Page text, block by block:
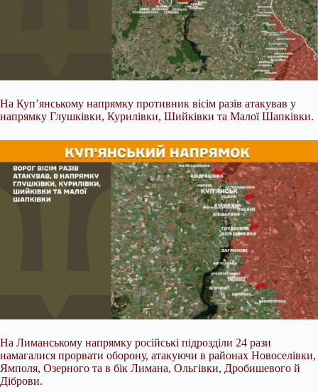
На Куп’янському напрямку противник вісім разів атакував у
напрямку Глушківки, Курилівки, Шийківки та Малої Шапківки.
На Лиманському напрямку російські підрозділи 24 рази
намагалися прорвати оборону, атакуючи в районах Новоселівки,
Ямполя, Озерного та в бік Лимана, Ольгівки, Дробишевого й
Діброви.